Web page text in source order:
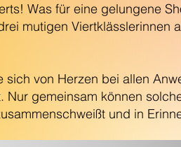
Was für eine gelungene
mutigen Viertklässlerinnen
sich von Herzen bei allen
Nur gemeinsam können
und in